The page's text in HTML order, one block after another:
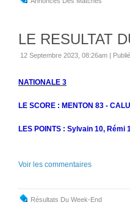
LE RESULTAT
12 Septembre 2023, 08:26am |
NATIONALE 3
LE SCORE : MENTON 83 -
LES POINTS : Sylvain 10,
Voir les commentaires
Résultats Du Week-End